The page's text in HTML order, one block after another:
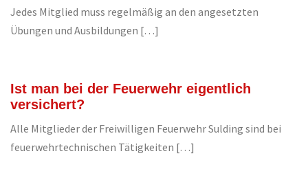
Jedes Mitglied muss regelmäßig an den angesetzten
Übungen und Ausbildungen […]
Ist man bei der Feuerwehr eigentlich
versichert?
Alle Mitglieder der Freiwilligen Feuerwehr Sulding sind bei
feuerwehrtechnischen Tätigkeiten […]